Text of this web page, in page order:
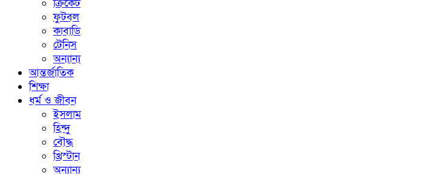
ক্রিকেট
ফুটবল
কাবাডি
টেনিস
অন্যান্য
আন্তর্জাতিক
শিক্ষা
ধর্ম ও জীবন
ইসলাম
হিন্দু
বৌদ্ধ
খ্রিস্টান
অন্যান্য